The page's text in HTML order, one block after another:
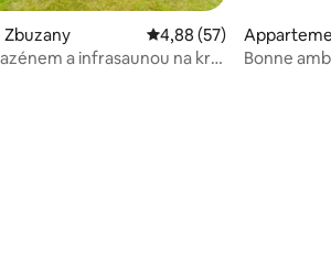
5, 56 commentaires
Zbuzany Note moyenne de 4,88
4,88 (57)
a infrasaunou na kraji
Bonne